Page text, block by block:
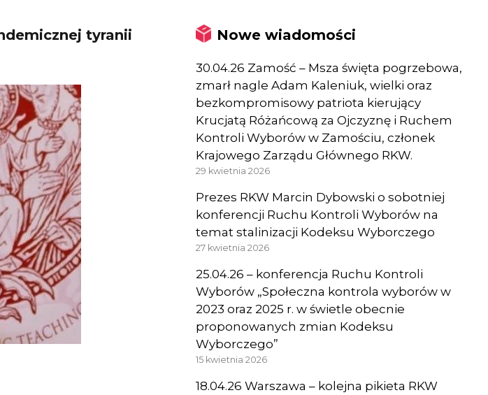
tyranii Nowe wiadomości
30.04.26 Zamość – Msza święta pogrzebowa,
zmarł nagle Adam Kaleniuk, wielki oraz
bezkompromisowy patriota kierujący
Krucjatą Różańcową za Ojczyznę i Ruchem
Kontroli Wyborów w Zamościu, członek
Krajowego Zarządu Głównego RKW.
29 kwietnia 2026
Prezes RKW Marcin Dybowski o sobotniej
konferencji Ruchu Kontroli Wyborów na
temat stalinizacji Kodeksu Wyborczego
27 kwietnia 2026
25.04.26 – konferencja Ruchu Kontroli
Wyborów „Społeczna kontrola wyborów w
2023 oraz 2025 r. w świetle obecnie
proponowanych zmian Kodeksu
Wyborczego”
15 kwietnia 2026
18.04.26 Warszawa – kolejna pikieta RKW